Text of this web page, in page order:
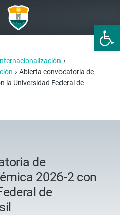
Abrir
›
› Abierta convocatoria de
la Universidad Federal de
de
2026-2 con
de